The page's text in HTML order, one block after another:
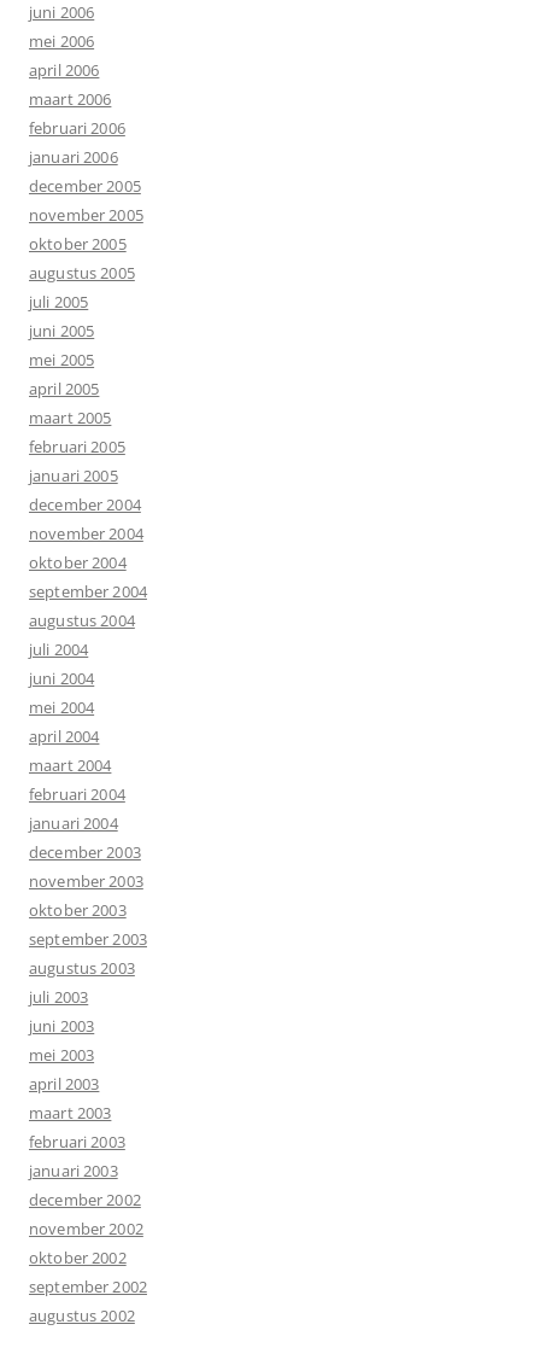
juni 2006
mei 2006
april 2006
maart 2006
februari 2006
januari 2006
december 2005
november 2005
oktober 2005
augustus 2005
juli 2005
juni 2005
mei 2005
april 2005
maart 2005
februari 2005
januari 2005
december 2004
november 2004
oktober 2004
september 2004
augustus 2004
juli 2004
juni 2004
mei 2004
april 2004
maart 2004
februari 2004
januari 2004
december 2003
november 2003
oktober 2003
september 2003
augustus 2003
juli 2003
juni 2003
mei 2003
april 2003
maart 2003
februari 2003
januari 2003
december 2002
november 2002
oktober 2002
september 2002
augustus 2002